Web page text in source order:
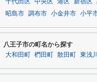
千代田区 中央区 港区 新宿区
昭島市 調布市 小金井市 小平
八王子市の町名から探す
大和田町 椚田町 散田町 東浅